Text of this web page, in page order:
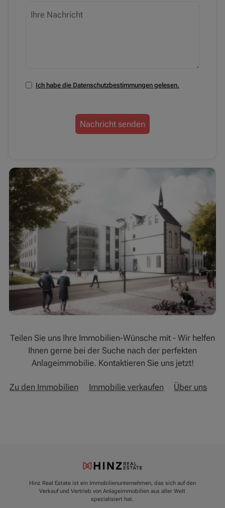
Ich habe die Datenschutzbestimmungen gelesen.
Nachricht senden
Teilen Sie uns Ihre Immobilien-Wünsche mit - Wir helfen
Ihnen gerne bei der Suche nach der perfekten
Anlageimmobilie. Kontaktieren Sie uns jetzt!
Zu den Immobilien Immobilie verkaufen Über uns
Hinz Real Estate ist ein Immobilienunternehmen, das sich auf den
Verkauf und Vertrieb von Anlageimmobilien aus aller Welt
spezialisiert hat.